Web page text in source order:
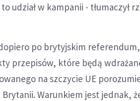
udział w kampanii - tłumaczył
po brytyjskim
przepisów, które będą
na szczycie UE
Brytanii. Warunkiem jest jednak,